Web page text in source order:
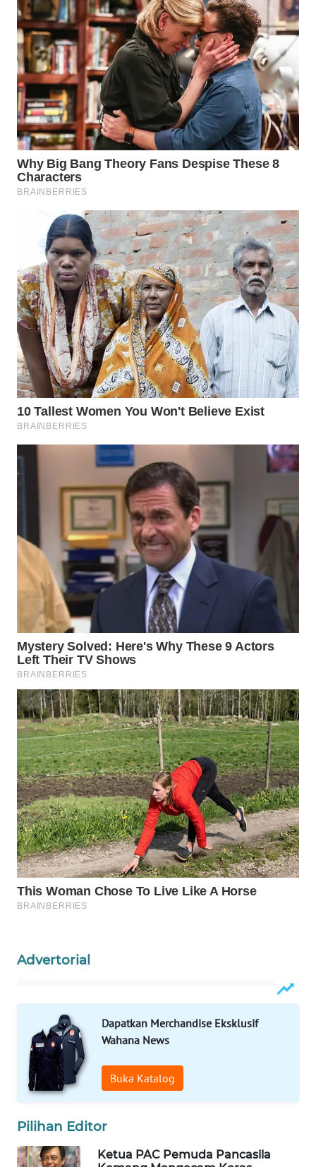
Advertorial
Dapatkan Merchandise Eksklusif
Wahana News
Buka Katalog
Pilihan Editor
Ketua PAC Pemuda Pancasila
WAHANA
KONSUMEN
WAHANA
LISTRIK
WAHANA
TRAVEL
WAHANA
TV
WAHANANEWS
ID
WAHANANEWS
CO ID
WAHANANEWS
NET
WAHANA
SPORT
WAHANA
WAHANA
PERSONA
WAHANA
OTOMOTIF
WAHANA
HEALTH
WAHANA
DESA
WISATA
LAPAK
WAHANA
Wahana
Network
KONSUMEN
MAWAKA
ID
MARTABAT
NET
PLN
WATCH